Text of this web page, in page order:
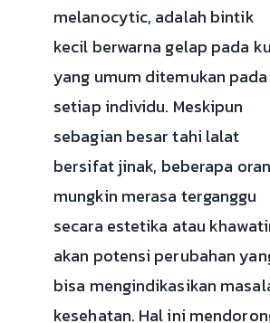
melanocytic, adalah bintik
kecil berwarna gelap pada
yang umum ditemukan pada
setiap individu. Meskipun
sebagian besar tahi lalat
bersifat jinak, beberapa
mungkin merasa terganggu
secara estetika atau
akan potensi perubahan
bisa mengindikasikan
kesehatan. Hal ini